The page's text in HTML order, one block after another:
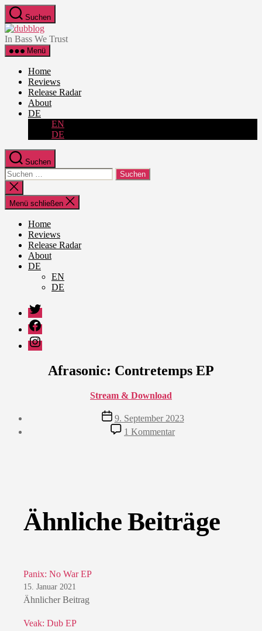
Zum
Inhalt
springen
Suchen
dubblog
In Bass We Trust
Menü
Home
Reviews
Release Radar
About
DE
EN
DE
Suchen
Suche
nach:
Suche
schließen
Menü schließen
Home
Reviews
Release Radar
About
DE
EN
DE
Twitter
Facebook
Instagram
Afrasonic: Contretemps EP
Stream & Download
Veröffentlichungsdatum
9. September 2023
1 Kommentarzu
Afrasonic:
Ähnliche Beiträge
Panix: No War EP
15. Januar 2021
Ähnlicher Beitrag
Veak: Dub EP